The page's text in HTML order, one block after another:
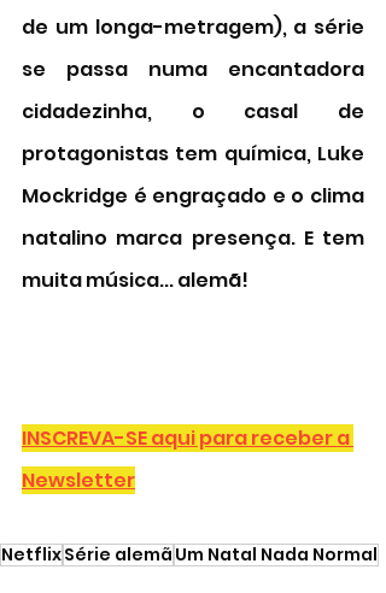
de um longa-metragem), a série
se passa numa encantadora
cidadezinha, o casal de
protagonistas tem química, Luke
Mockridge é engraçado e o clima
natalino marca presença. E tem
muita música... alemã!
INSCREVA-SE aqui para receber a
Newsletter
NetflixSérie alemã Um Natal Nada Normal